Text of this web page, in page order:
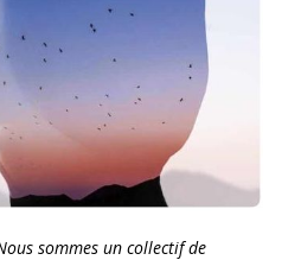
sommes un collectif de